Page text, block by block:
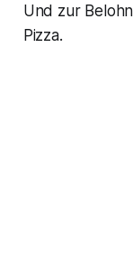
Und zur
Pizza.